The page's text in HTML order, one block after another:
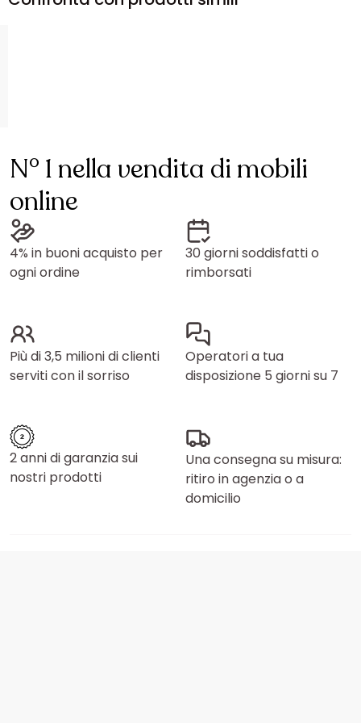
N° 1 nella vendita di mobili
online
4% in buoni acquisto per
ogni ordine
30 giorni soddisfatti o
rimborsati
Più di 3,5 milioni di clienti
serviti con il sorriso
Operatori a tua
disposizione 5 giorni su 7
2 anni di garanzia sui
nostri prodotti
Una consegna su misura:
ritiro in agenzia o a
domicilio